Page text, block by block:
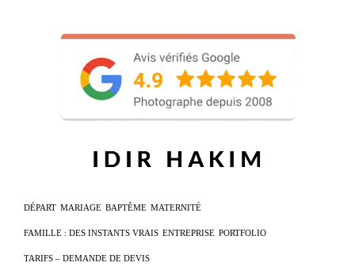
DÉPART MARIAGE BAPTÊME MATERNITÉ
FAMILLE : DES INSTANTS VRAIS ENTREPRISE PORTFOLIO
TARIFS – DEMANDE DE DEVIS